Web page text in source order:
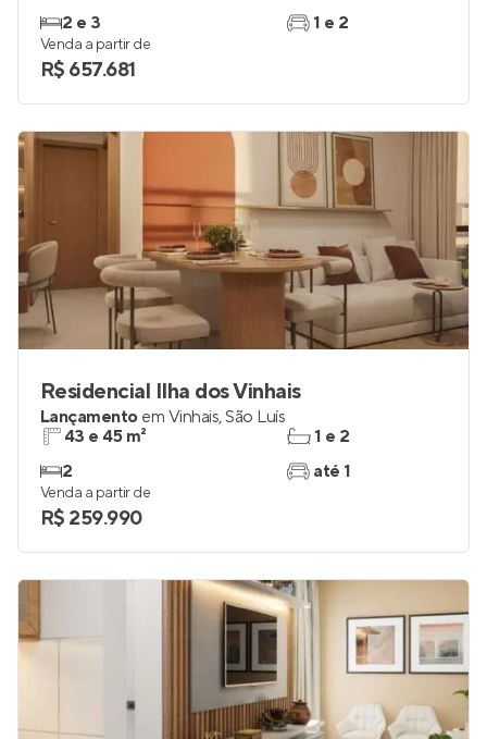
2 e 3
1 e 2
Venda a partir de
R$ 657.681
Residencial Ilha dos Vinhais
Lançamento em Vinhais,São Luís
43 e 45 m²
2
1 e 2
até 1
Venda a partir de
R$ 259.990